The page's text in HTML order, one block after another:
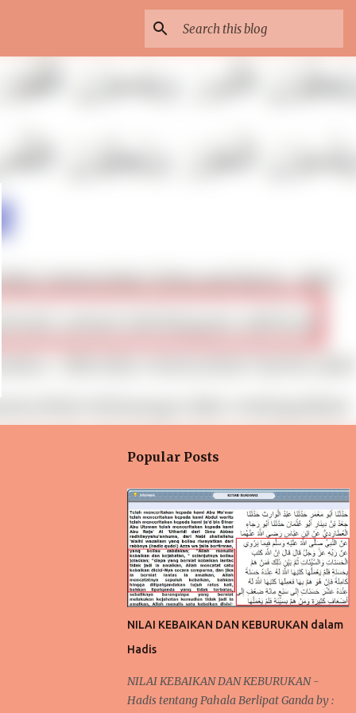
Popular Posts
NILAI KEBAIKAN DAN KEBURUKAN dalam
Hadis
NILAI KEBAIKAN DAN KEBURUKAN -
Hadis tentang Pahala Berlipat Ganda by :